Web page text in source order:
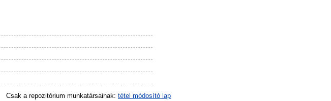
Csak a repozitórium munkatársainak: tétel módosító lap